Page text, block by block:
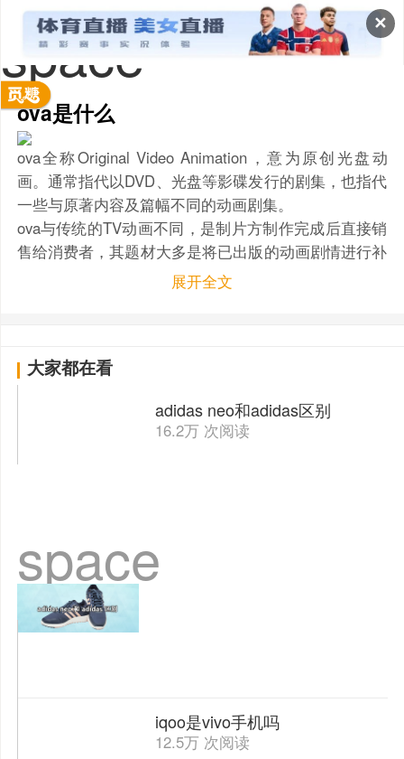
✕
space
ova是什么
ova全称Original Video Animation，意为原创光盘动
画。通常指代以DVD、光盘等影碟发行的剧集，也指代
一些与原著内容及篇幅不同的动画剧集。
ova与传统的TV动画不同，是制片方制作完成后直接销
售给消费者，其题材大多是将已出版的动画剧情进行补
充，因为其画面制作更加精良，情节处理上不受TV动
展开全文
大家都在看
space
adidas neo和adidas区别
16.2万 次阅读
iqoo是vivo手机吗
12.5万 次阅读